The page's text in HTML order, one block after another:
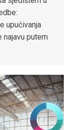
upućivanja
najavu putem